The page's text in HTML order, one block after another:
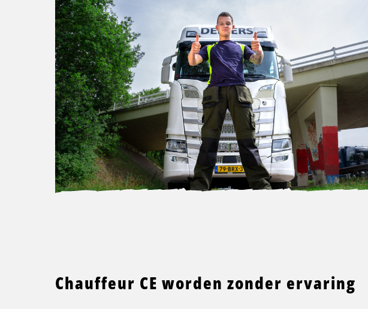
Incompany & maatwerk opleidingen
Chauffeur CE worden zonder ervaring